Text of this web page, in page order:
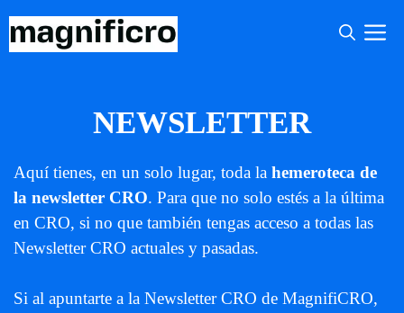
NEWSLETTER
Aquí tienes, en un solo lugar, toda la hemeroteca de
la newsletter CRO. Para que no solo estés a la última
en CRO, si no que también tengas acceso a todas las
Newsletter CRO actuales y pasadas.
Si al apuntarte a la Newsletter CRO de MagnifiCRO,